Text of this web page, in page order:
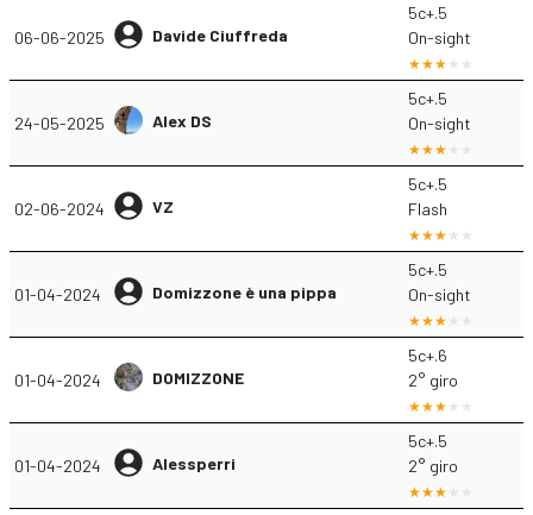
06-06-2025 Davide Ciuffreda
5c+.5
On-sight
24-05-2025 Alex DS
5c+.5
On-sight
02-06-2024 VZ
5c+.5
Flash
01-04-2024 Domizzone è una pippa
5c+.5
On-sight
01-04-2024 DOMIZZONE
5c+.6
2° giro
01-04-2024 Alessperri
5c+.5
2° giro